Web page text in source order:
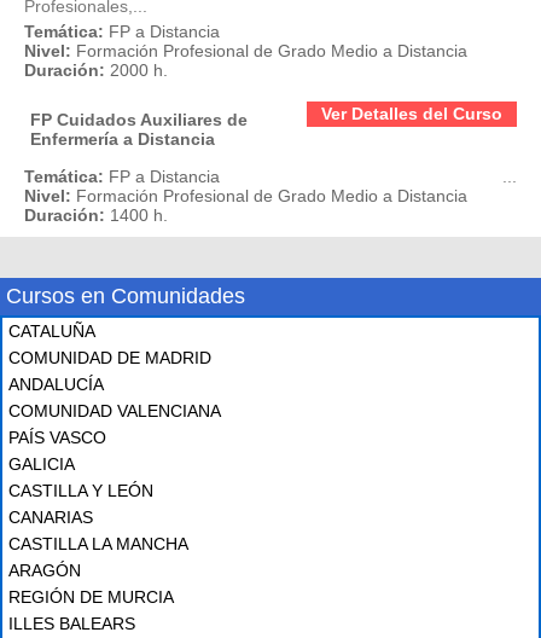
Profesionales,...
Temática: FP a Distancia
Nivel: Formación Profesional de Grado Medio a Distancia
Duración: 2000 h.
Ver Detalles del Curso
FP Cuidados Auxiliares de
Enfermería a Distancia
Temática: FP a Distancia
Nivel: Formación Profesional de Grado Medio a Distancia
Duración: 1400 h.
Cursos en Comunidades
CATALUÑA
COMUNIDAD DE MADRID
ANDALUCÍA
COMUNIDAD VALENCIANA
PAÍS VASCO
GALICIA
CASTILLA Y LEÓN
CANARIAS
CASTILLA LA MANCHA
ARAGÓN
REGIÓN DE MURCIA
ILLES BALEARS